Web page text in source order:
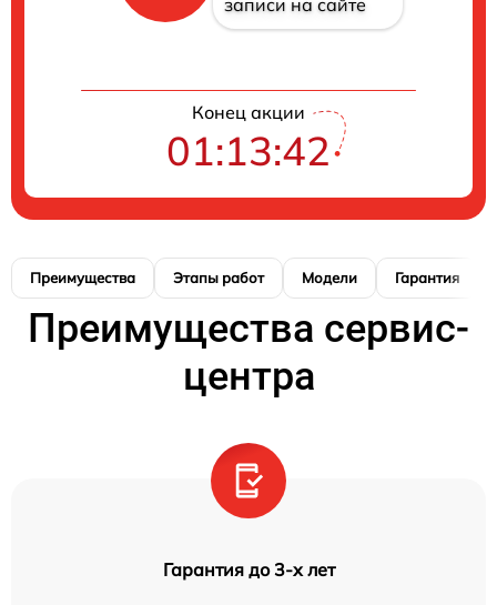
Конец акции
01:13:41
Преимущества Этапы работ Модели Гарантия
Преимущества сервис-
центра
Гарантия до 3-х лет